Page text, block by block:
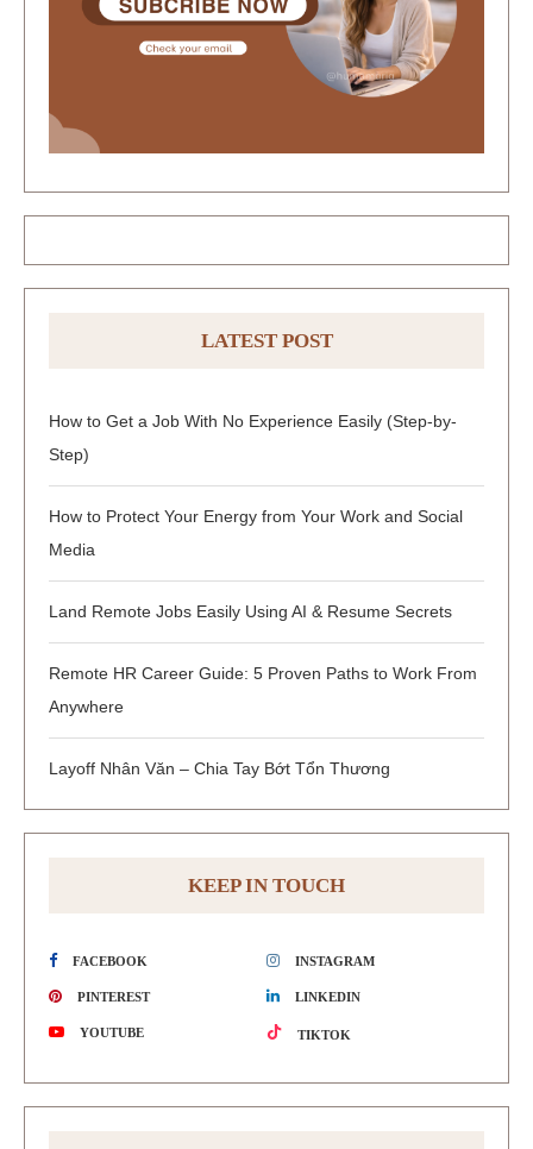
LATEST POST
How to Get a Job With No Experience Easily (Step-by-
Step)
How to Protect Your Energy from Your Work and Social
Media
Land Remote Jobs Easily Using AI & Resume Secrets
Remote HR Career Guide: 5 Proven Paths to Work From
Anywhere
Layoff Nhân Văn – Chia Tay Bớt Tổn Thương
KEEP IN TOUCH
FACEBOOK INSTAGRAM
PINTEREST LINKEDIN
YOUTUBE TIKTOK